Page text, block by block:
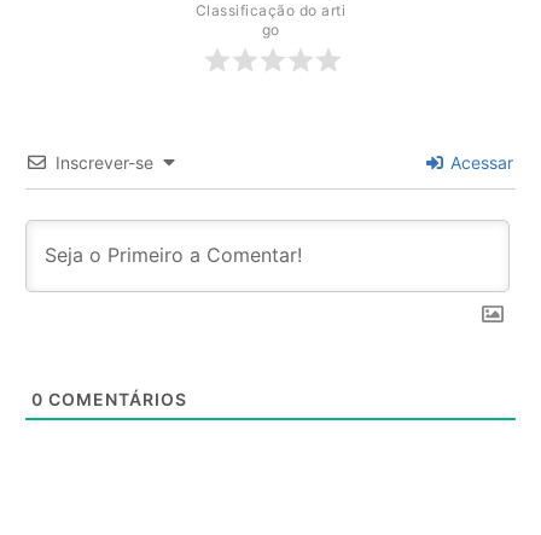
Classificação do arti
go
Inscrever-se Acessar
0 COMENTÁRIOS